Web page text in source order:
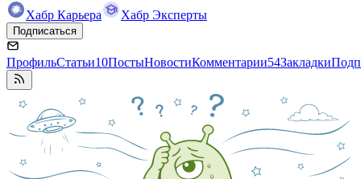
Хабр Карьера
Хабр Эксперты
Подписаться
ПрофильСтатьи10ПостыНовостиКомментарии54Закладки